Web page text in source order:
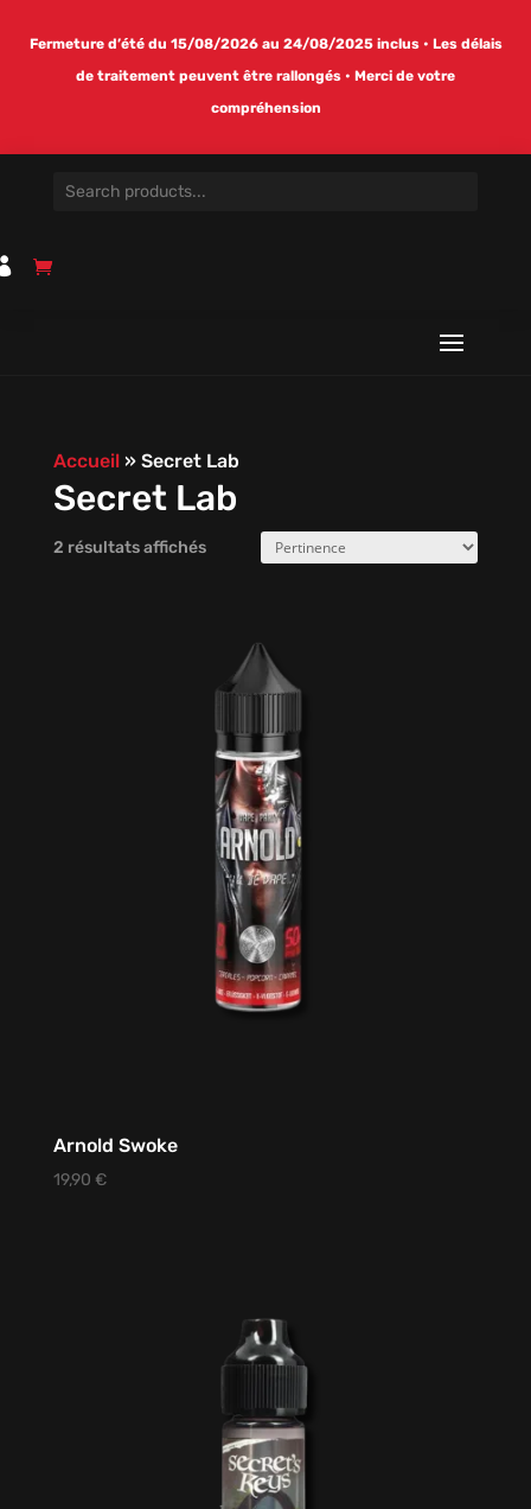
Fermeture d’été du 15/08/2026 au 24/08/2025 inclus • Les délais
de traitement peuvent être rallongés • Merci de votre
compréhension
Accueil» Secret Lab
Secret Lab
2 résultats affichés
Arnold Swoke
19,90 €